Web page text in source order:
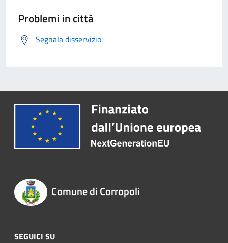
Problemi in città
Segnala disservizio
Comune di Corropoli
SEGUICI SU